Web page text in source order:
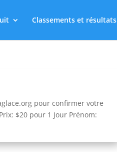
Classements et résultats
pour confirmer votre
$20 pour 1 Jour Prénom: